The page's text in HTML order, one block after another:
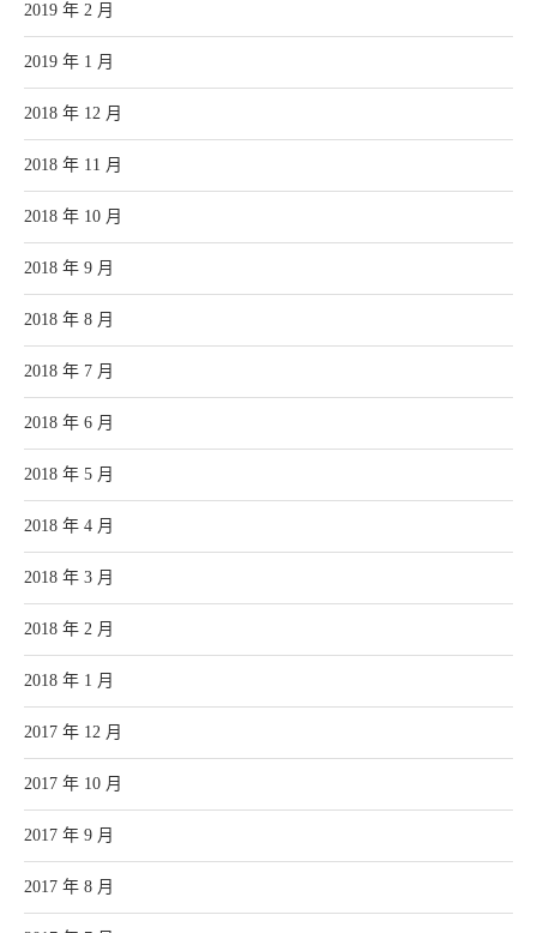
2019 年 2 月
2019 年 1 月
2018 年 12 月
2018 年 11 月
2018 年 10 月
2018 年 9 月
2018 年 8 月
2018 年 7 月
2018 年 6 月
2018 年 5 月
2018 年 4 月
2018 年 3 月
2018 年 2 月
2018 年 1 月
2017 年 12 月
2017 年 10 月
2017 年 9 月
2017 年 8 月